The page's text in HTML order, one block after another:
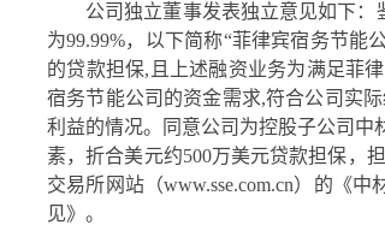
公司独立董事发表独立意见如下
为99.99%，以下简称“菲律宾宿务节能
的贷款担保,且上述融资业务为满足菲
宿务节能公司的资金需求,符合公司实
利益的情况。同意公司为控股子公司
素，折合美元约500万美元贷款担保，
交易所网站（www.sse.com.cn）的《中
见》。